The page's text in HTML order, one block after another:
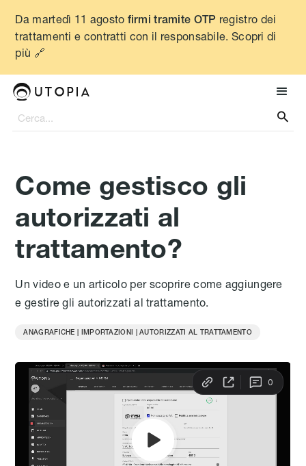
Da martedì 11 agosto firmi tramite OTP registro dei
trattamenti e contratti con il responsabile. Scopri di
più 🔗

Come gestisco gli
autorizzati al
trattamento?
Un video e un articolo per scoprire come aggiungere
e gestire gli autorizzati al trattamento.
ANAGRAFICHE | IMPORTAZIONI | AUTORIZZATI AL TRATTAMENTO